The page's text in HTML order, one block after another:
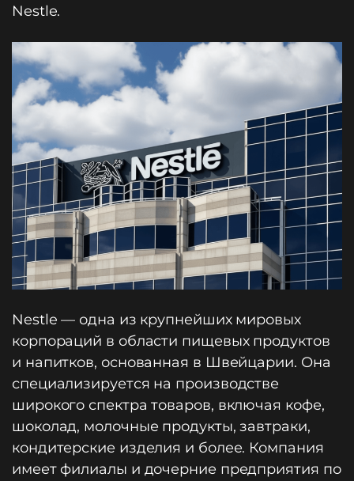
Nestle.
Nestle — одна из крупнейших мировых
корпораций в области пищевых продуктов
и напитков, основанная в Швейцарии. Она
специализируется на производстве
широкого спектра товаров, включая кофе,
шоколад, молочные продукты, завтраки,
кондитерские изделия и более. Компания
имеет филиалы и дочерние предприятия по